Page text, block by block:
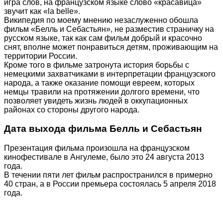
игра слов, на французском языке слово «красавица»
звучит как «la belle».
Википедия по моему мнению незаслуженно обошла
фильм «Белль и Себастьян», не разместив страничку на
русском языке, так как сам фильм добрый и красочно
снят, вполне может понравиться детям, проживающим на
территории России.
Кроме того в фильме затронута история борьбы с
немецкими захватчиками в интерпретации французского
народа, а также оказание помощи евреем, которых
немцы травили на протяжении долгого времени, что
позволяет увидеть жизнь людей в оккупационных
районах со стороны другого народа.
Дата выхода фильма Белль и Себастьян
Презентация фильма произошла на французском
кинофестивале в Ангулеме, было это 24 августа 2013
года.
В течении пяти лет фильм распространился в примерно
40 стран, а в России премьера состоялась 5 апреля 2018
года.